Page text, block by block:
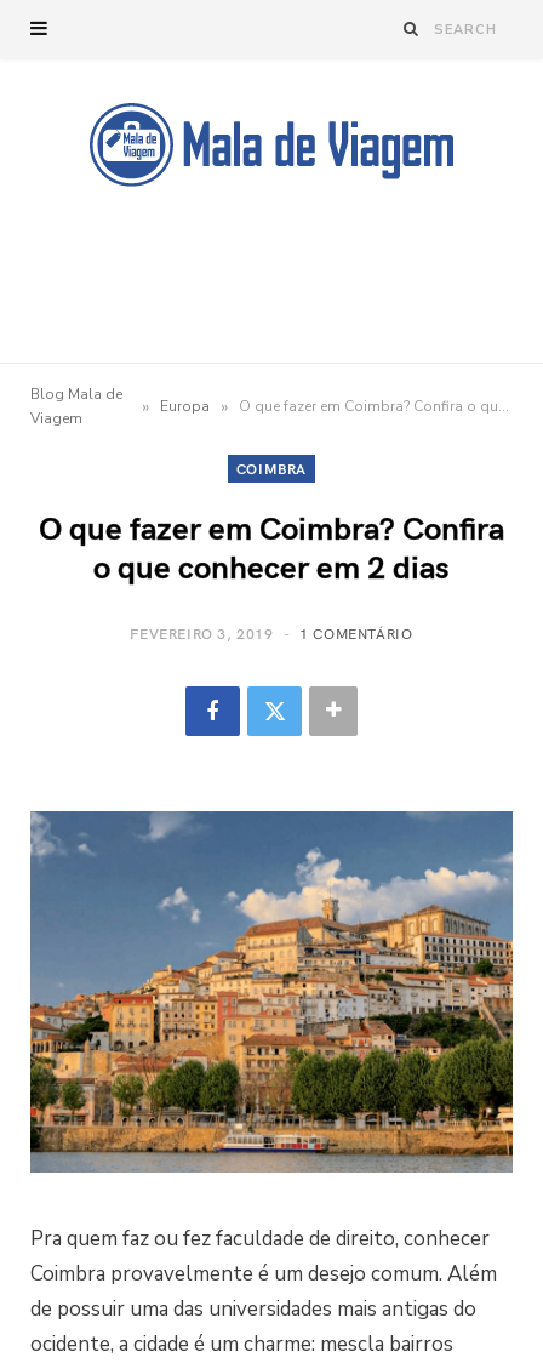
Blog Mala de
Viagem
» Europa » O que fazer em Coimbra? Confira o que conhecer em 2 dias
COIMBRA
O que fazer em Coimbra? Confira
o que conhecer em 2 dias
FEVEREIRO 3, 2019 1 COMENTÁRIO
Pra quem faz ou fez faculdade de direito, conhecer
Coimbra provavelmente é um desejo comum. Além
de possuir uma das universidades mais antigas do
ocidente, a cidade é um charme: mescla bairros